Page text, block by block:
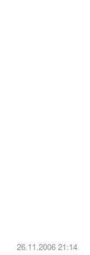
26.11.2006 21:14